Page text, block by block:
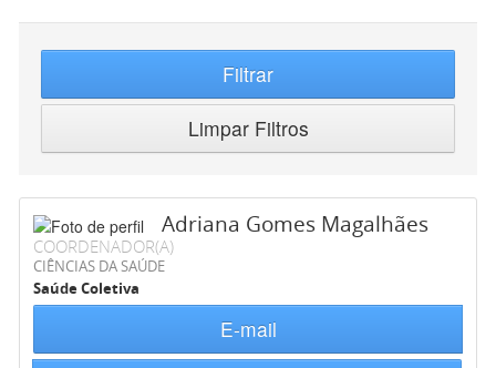
Filtrar
Limpar Filtros
Adriana Gomes Magalhães
COORDENADOR(A)
CIÊNCIAS DA SAÚDE
Saúde Coletiva
E-mail